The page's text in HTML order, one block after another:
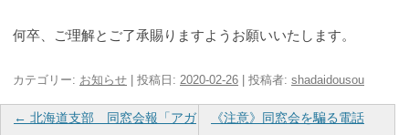
何卒、ご理解とご了承賜りますようお願いいたします。
カテゴリー: お知らせ | 投稿日: 2020-02-26 投稿者: shadaidousou
投
← 北海道支部 同窓会報「アガ
《注意》同窓会を騙る電話